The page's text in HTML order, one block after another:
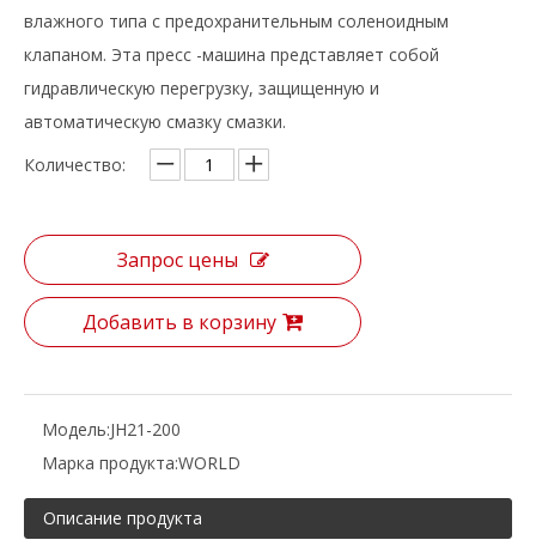
влажного типа с предохранительным соленоидным
клапаном. Эта пресс -машина представляет собой
гидравлическую перегрузку, защищенную и
автоматическую смазку смазки.
Количество:
Запрос цены
Добавить в корзину
Модель:JH21-200
Марка продукта:WORLD
Описание продукта